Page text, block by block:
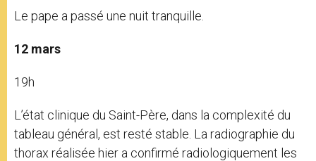
Le pape a passé une nuit tranquille.
12 mars
19h
L’état clinique du Saint-Père, dans la complexité du
tableau général, est resté stable. La radiographie du
thorax réalisée hier a confirmé radiologiquement les